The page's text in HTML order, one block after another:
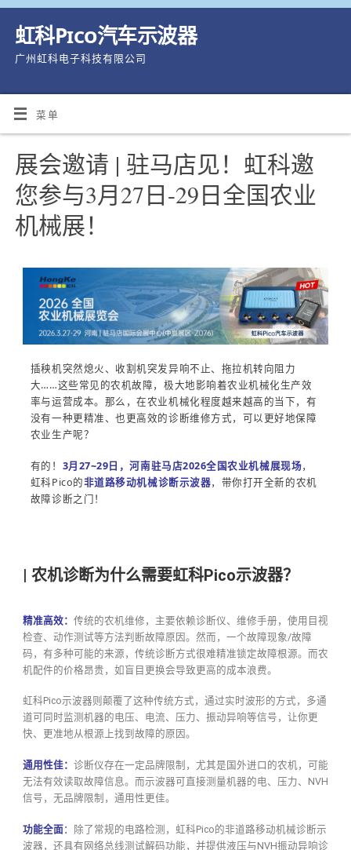
虹科Pico汽车示波器
广州虹科电子科技有限公司
菜单
展会邀请 | 驻马店见！虹科邀
您参与3月27日-29日全国农业
机械展！
插秧机突然熄火、收割机突发异响不止、拖拉机转向阻力
大……这些常见的农机故障，极大地影响着农业机械化生产效
率与运营成本。那么，在农业机械化程度越来越高的当下，有
没有一种更精准、也更高效的诊断维修方式，可以更好地保障
农业生产呢？
有的！ 3月27~29日，河南驻马店2026全国农业机械展现场，
虹科Pico的非道路移动机械诊断示波器，带你打开全新的农机
故障诊断之门！
| 农机诊断为什么需要虹科Pico示波器？
精准高效： 传统的农机维修，主要依赖诊断仪、维修手册，使用目视
检查、动作测试等方法判断故障原因。然而，一个故障现象/故障
码，有多种可能的来源，传统诊断方式很难精准锁定故障根源。而农
机配件的价格昂贵，如盲目更换会导致更高的成本浪费。
虹科Pico示波器则颠覆了这种传统方式，通过实时波形的方式，多通
道可同时监测机器的电压、电流、压力、振动异响等信号，让你更
快、更准地从根源上找到故障的原因。
通用性佳： 诊断仪存在一定品牌限制，尤其是国外进口的农机，可能
无法有效读取故障信息。而示波器可直接测量机器的电、压力、NVH
信号，无品牌限制，通用性更佳。
功能全面：
除了常规的电路检测，虹科Pico的非道路移动机械诊断示
波器，还具有网络总线测试解码功能，并提供液压与NVH振动异响诊